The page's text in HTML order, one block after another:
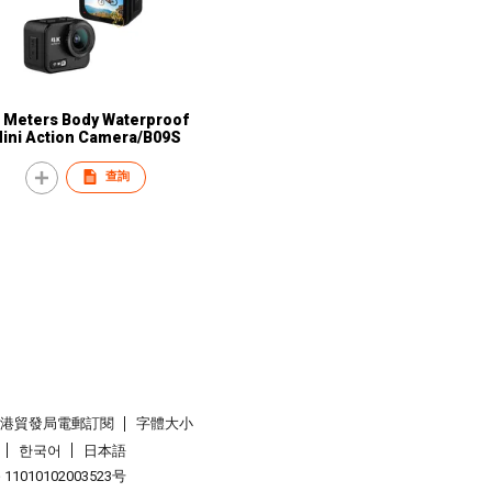
Meters Body Waterproof
Action Camera/B09S
查詢
貿發局電郵訂閱
字體大小
한국어
日本語
号